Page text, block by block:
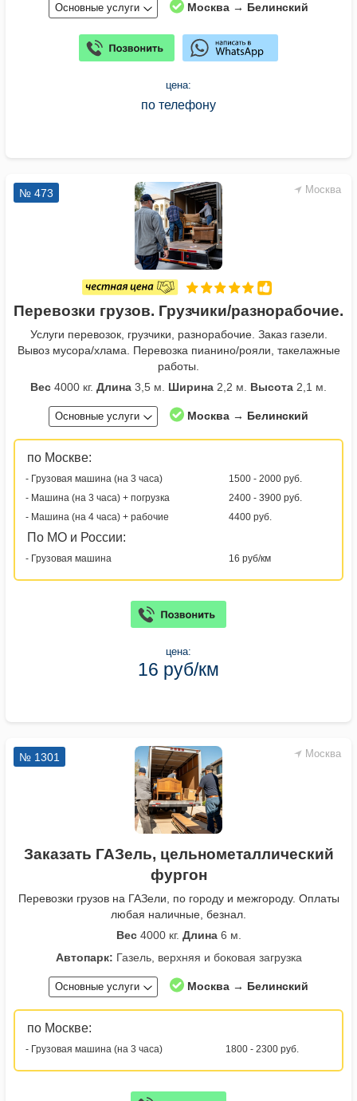
Основные услуги Москва → Белинский
цена:
по телефону
Москва
№ 473
Перевозки грузов. Грузчики/разнорабочие.
Услуги перевозок, грузчики, разнорабочие. Заказ газели.
Вывоз мусора/хлама. Перевозка пианино/рояли, такелажные
работы.
Вес 4000 кг. Длина 3,5 м. Ширина 2,2 м. Высота 2,1 м.
Основные услуги Москва → Белинский
по Москве:
- Грузовая машина (на 3 часа)
1500 - 2000 руб.
- Машина (на 3 часа) + погрузка
2400 - 3900 руб.
- Машина (на 4 часа) + рабочие
4400 руб.
По МО и России:
- Грузовая машина 16 руб/км
цена:
16 руб/км
Москва
№ 1301
Заказать ГАЗель, цельнометаллический
фургон
Перевозки грузов на ГАЗели, по городу и межгороду. Оплаты
любая наличные, безнал.
Вес4000 кг. Длина6 м.
Автопарк: Газель, верхняя и боковая загрузка
Основные услуги Москва → Белинский
по Москве:
- Грузовая машина (на 3 часа) 1800 - 2300 руб.